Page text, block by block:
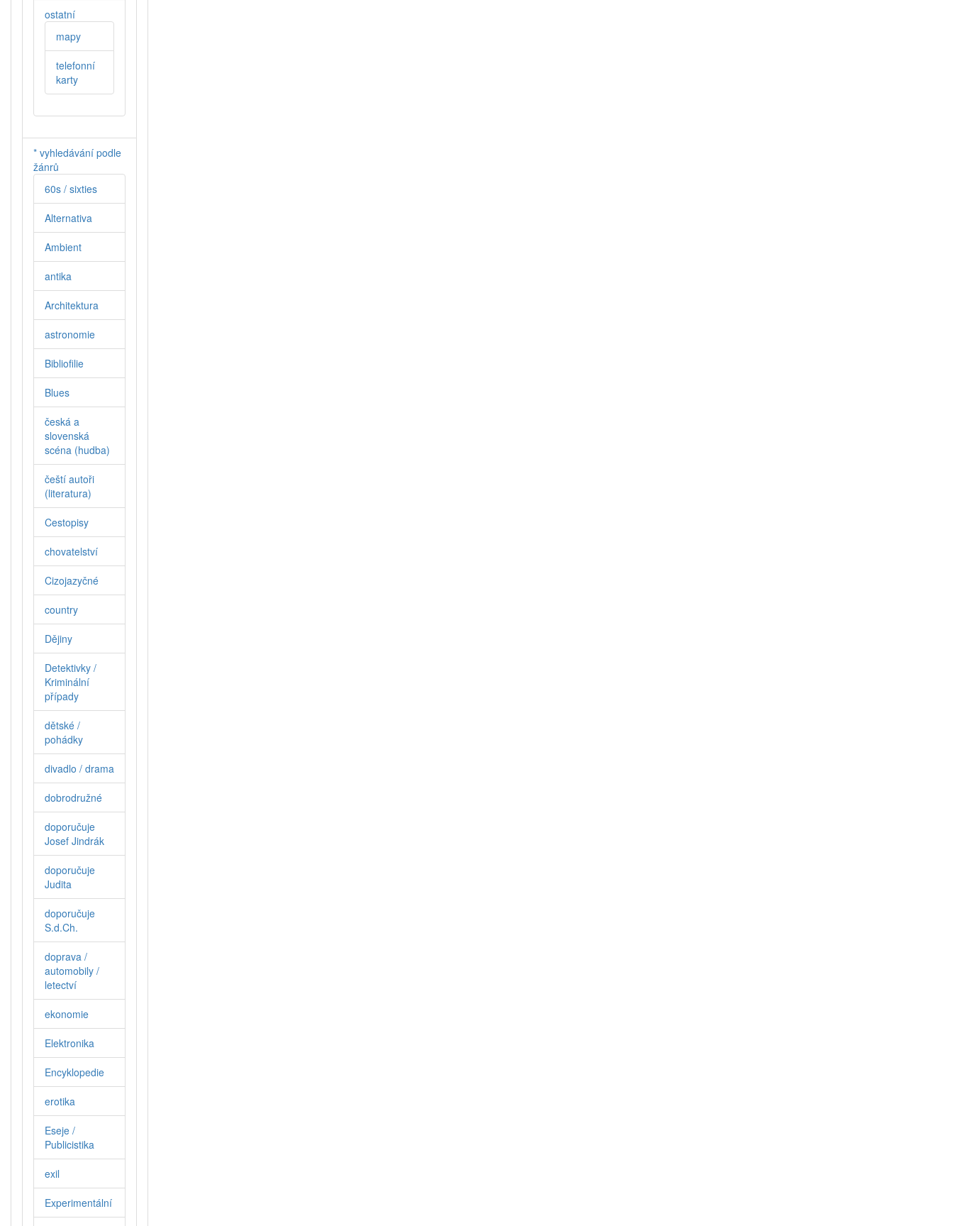
ostatní
mapy
telefonní
karty
* vyhledávání podle
žánrů
60s / sixties
Alternativa
Ambient
antika
Architektura
astronomie
Bibliofilie
Blues
česká a
slovenská
scéna (hudba)
čeští autoři
(literatura)
Cestopisy
chovatelství
Cizojazyčné
country
Dějiny
Detektivky /
Kriminální
případy
dětské /
pohádky
divadlo / drama
dobrodružné
doporučuje
Josef Jindrák
doporučuje
Judita
doporučuje
S.d.Ch.
doprava /
automobily /
letectví
ekonomie
Elektronika
Encyklopedie
erotika
Eseje /
Publicistika
exil
Experimentální